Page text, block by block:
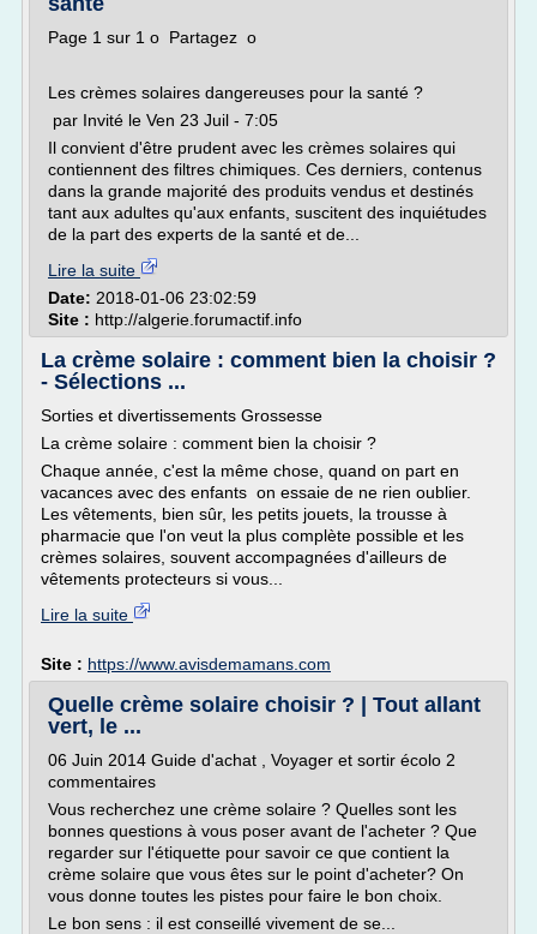
Page 1 sur 1 o Partagez o
Les crèmes solaires dangereuses pour la santé ?
par Invité le Ven 23 Juil - 7:05
Il convient d'être prudent avec les crèmes solaires qui
contiennent des filtres chimiques. Ces derniers, contenus
dans la grande majorité des produits vendus et destinés
tant aux adultes qu'aux enfants, suscitent des inquiétudes
de la part des experts de la santé et de...
Lire la suite
Date: 2018-01-06 23:02:59
Site : http://algerie.forumactif.info
La crème solaire : comment bien la choisir ?
- Sélections ...
Sorties et divertissements Grossesse
La crème solaire : comment bien la choisir ?
Chaque année, c'est la même chose, quand on part en
vacances avec des enfants on essaie de ne rien oublier.
Les vêtements, bien sûr, les petits jouets, la trousse à
pharmacie que l'on veut la plus complète possible et les
crèmes solaires, souvent accompagnées d'ailleurs de
vêtements protecteurs si vous...
Lire la suite
Site : https://www.avisdemamans.com
Quelle crème solaire choisir ? | Tout allant
vert, le ...
06 Juin 2014 Guide d'achat , Voyager et sortir écolo 2
commentaires
Vous recherchez une crème solaire ? Quelles sont les
bonnes questions à vous poser avant de l'acheter ? Que
regarder sur l'étiquette pour savoir ce que contient la
crème solaire que vous êtes sur le point d'acheter? On
vous donne toutes les pistes pour faire le bon choix.
Le bon sens : il est conseillé vivement de se...